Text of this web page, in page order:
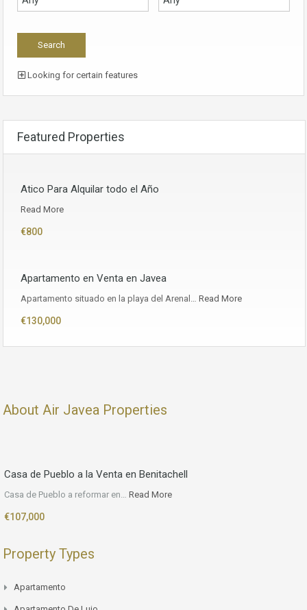
Looking for certain features
Featured Properties
Atico Para Alquilar todo el Año
Read More
€800
Apartamento en Venta en Javea
Apartamento situado en la playa del Arenal… Read More
€130,000
About Air Javea Properties
Casa de Pueblo a la Venta en Benitachell
Casa de Pueblo a reformar en… Read More
€107,000
Property Types
Apartamento